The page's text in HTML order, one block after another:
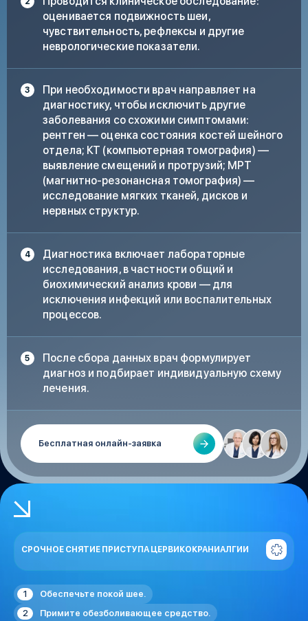
оценивается подвижность шеи,
чувствительность, рефлексы и другие
неврологические показатели.
При необходимости врач направляет на
диагностику, чтобы исключить другие
заболевания со схожими симптомами:
рентген — оценка состояния костей шейного
отдела; КТ (компьютерная томография) —
выявление смещений и протрузий; МРТ
(магнитно-резонансная томография) —
исследование мягких тканей, дисков и
нервных структур.
Диагностика включает лабораторные
исследования, в частности общий и
биохимический анализ крови — для
исключения инфекций или воспалительных
процессов.
После сбора данных врач формулирует
диагноз и подбирает индивидуальную схему
лечения.
Бесплатная онлайн-заявка
СРОЧНОЕ СНЯТИЕ ПРИСТУПА ЦЕРВИКОКРАНИАЛГИИ
Обеспечьте покой шее.
Примите обезболивающее средство.